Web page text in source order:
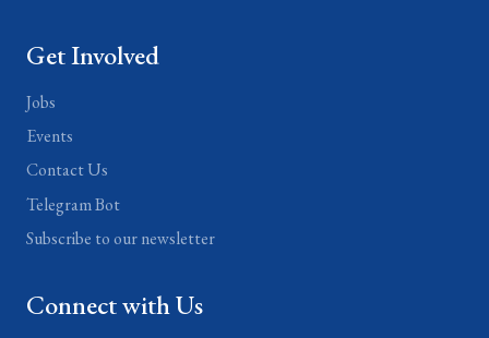
Get Involved
Jobs
Events
Contact Us
Telegram Bot
Subscribe to our newsletter
Connect with Us